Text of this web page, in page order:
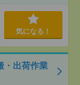
気になる！
・出荷作業